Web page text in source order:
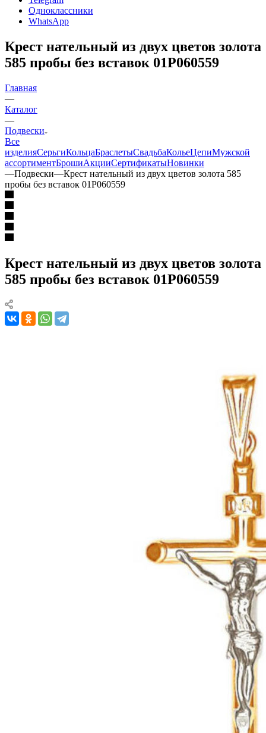
Одноклассники
WhatsApp
Крест нательный из двух цветов золота
585 пробы без вставок 01Р060559
Главная
—
Каталог
—
Подвески
Все
изделияСерьгиКольцаБраслетыСвадьбаКольеЦепиМужской
ассортиментБрошиАкцииСертификатыНовинки
—Подвески—Крест нательный из двух цветов золота 585
пробы без вставок 01Р060559
Крест нательный из двух цветов золота
585 пробы без вставок 01Р060559